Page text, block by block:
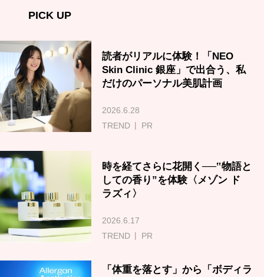
PICK UP
読者がリアルに体験！「NEO
Skin Clinic 銀座」で出合う、私
だけのパーソナル美肌計画
2026.6.28
TREND
PR
時を経てさらに花開く──‟物語と
しての香り”を体験〈メゾン ド
ラズィ〉
2026.6.17
TREND
PR
「体重を落とす」から「ボディラ